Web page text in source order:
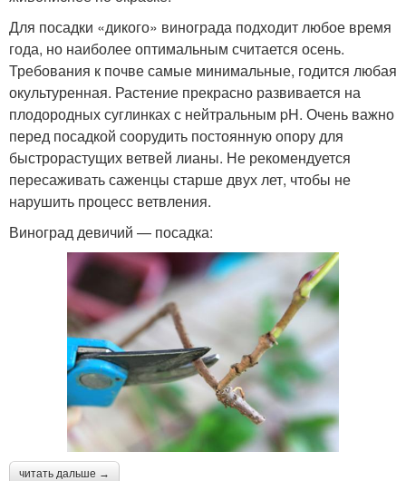
Для посадки «дикого» винограда подходит любое время
года, но наиболее оптимальным считается осень.
Требования к почве самые минимальные, годится любая
окультуренная. Растение прекрасно развивается на
плодородных суглинках с нейтральным pH. Очень важно
перед посадкой соорудить постоянную опору для
быстрорастущих ветвей лианы. Не рекомендуется
пересаживать саженцы старше двух лет, чтобы не
нарушить процесс ветвления.
Виноград девичий — посадка:
читать дальше →